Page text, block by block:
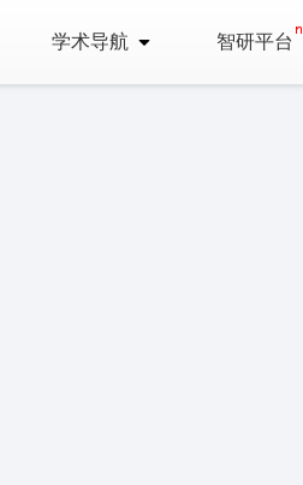
学术导航 智研平台